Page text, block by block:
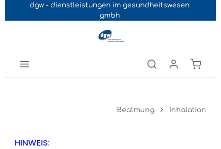
der B2B-Plattform springen
dgw - dienstleistungen im gesundheitswesen
gmbh
Beatmung Inhalation
HINWEIS: